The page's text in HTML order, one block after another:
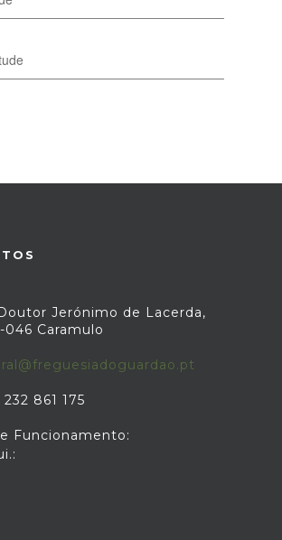
Jerónimo de Lacerda,
046 Caramulo
861 175
Funcionamento: